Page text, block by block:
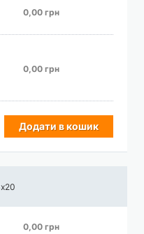
0,00 грн
0,00 грн
Додати в кошик
0,00 грн